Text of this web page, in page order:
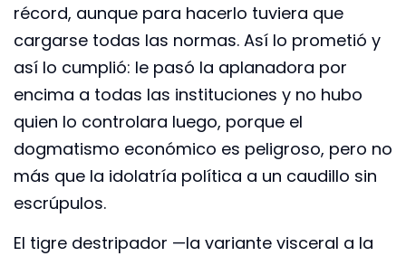
récord, aunque para hacerlo tuviera que
cargarse todas las normas. Así lo prometió y
así lo cumplió: le pasó la aplanadora por
encima a todas las instituciones y no hubo
quien lo controlara luego, porque el
dogmatismo económico es peligroso, pero no
más que la idolatría política a un caudillo sin
escrúpulos.
El tigre destripador —la variante visceral a la